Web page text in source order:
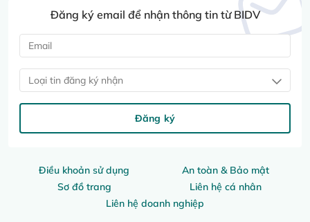
Điều khoản sử dụng
An toàn & Bảo mật
Sơ đồ trang
Liên hệ cá nhân
Liên hệ doanh nghiệp
Đăng ký email để nhận thông tin từ BIDV
Loại tin đăng ký nhận
Đăng ký